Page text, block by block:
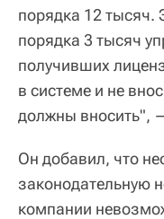
порядка 12 тысяч.
порядка 3 тысяч
получивших
в системе и не
должны вносить",
Он добавил, что
законодательную
компании